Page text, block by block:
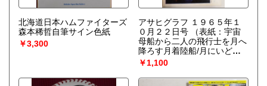
北海道日本ハムファイターズ
森本稀哲自筆サイン色紙
￥3,300
アサヒグラフ １９６５年１
０月２２日号
（表紙：宇宙
母船から二人の飛行士を月へ
降ろす月着陸船/月にいどむ
アメリカ）
￥1,100